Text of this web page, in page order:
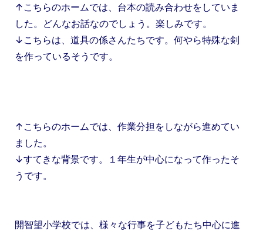
↑こちらのホームでは、台本の読み合わせをしていま
した。どんなお話なのでしょう。楽しみです。
↓こちらは、道具の係さんたちです。何やら特殊な剣
を作っているそうです。
↑こちらのホームでは、作業分担をしながら進めてい
ました。
↓すてきな背景です。１年生が中心になって作ったそ
うです。
開智望小学校では、様々な行事を子どもたち中心に進